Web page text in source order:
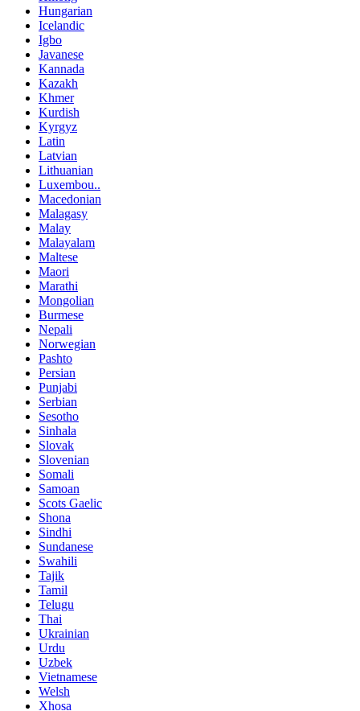
Hungarian
Icelandic
Igbo
Javanese
Kannada
Kazakh
Khmer
Kurdish
Kyrgyz
Latin
Latvian
Lithuanian
Luxembou..
Macedonian
Malagasy
Malay
Malayalam
Maltese
Maori
Marathi
Mongolian
Burmese
Nepali
Norwegian
Pashto
Persian
Punjabi
Serbian
Sesotho
Sinhala
Slovak
Slovenian
Somali
Samoan
Scots Gaelic
Shona
Sindhi
Sundanese
Swahili
Tajik
Tamil
Telugu
Thai
Ukrainian
Urdu
Uzbek
Vietnamese
Welsh
Xhosa